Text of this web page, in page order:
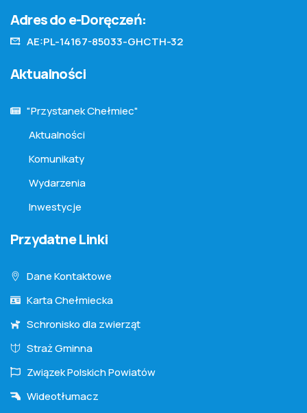
Adres do e-Doręczeń:
AE:PL-14167-85033-GHCTH-32
Aktualności
"Przystanek Chełmiec"
Aktualności
Komunikaty
Wydarzenia
Inwestycje
Przydatne Linki
Dane Kontaktowe
Karta Chełmiecka
Schronisko dla zwierząt
Straż Gminna
Związek Polskich Powiatów
Wideotłumacz